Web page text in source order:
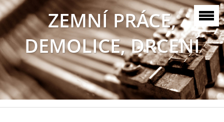
ZEMNÍ PRÁCE,
DEMOLICE, DRCENÍ